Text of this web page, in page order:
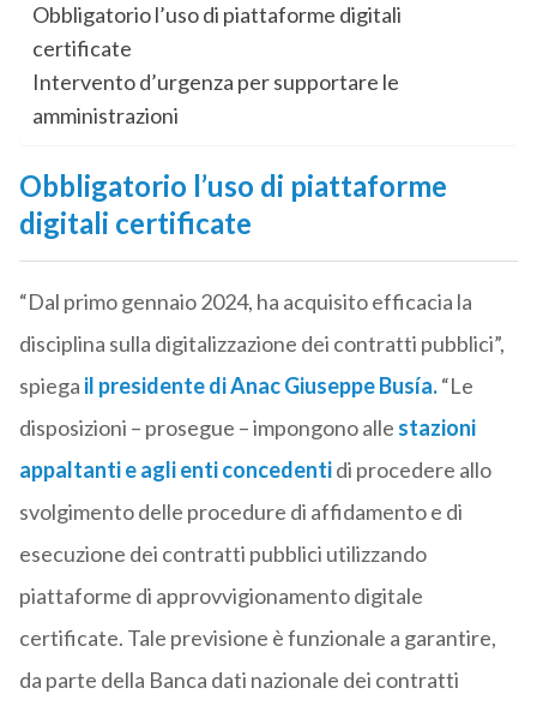
Obbligatorio l’uso di piattaforme digitali
certificate
Intervento d’urgenza per supportare le
amministrazioni
Obbligatorio l’uso di piattaforme
digitali certificate
“Dal primo gennaio 2024, ha acquisito efficacia la
disciplina sulla digitalizzazione dei contratti pubblici”,
spiega il presidente di Anac Giuseppe Busía.“Le
disposizioni – prosegue – impongono alle stazioni
appaltanti e agli enti concedentidi procedere allo
svolgimento delle procedure di affidamento e di
esecuzione dei contratti pubblici utilizzando
piattaforme di approvvigionamento digitale
certificate. Tale previsione è funzionale a garantire,
da parte della Banca dati nazionale dei contratti